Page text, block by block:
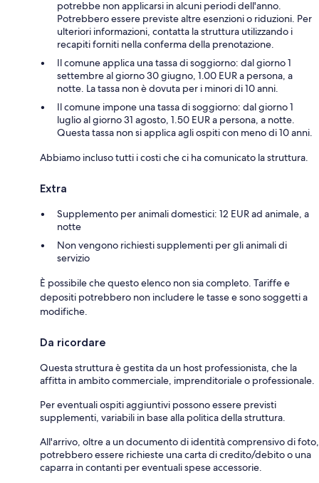
potrebbe non applicarsi in alcuni periodi dell'anno.
Potrebbero essere previste altre esenzioni o riduzioni. Per
ulteriori informazioni, contatta la struttura utilizzando i
recapiti forniti nella conferma della prenotazione.
Il comune applica una tassa di soggiorno: dal giorno 1
settembre al giorno 30 giugno, 1.00 EUR a persona, a
notte. La tassa non è dovuta per i minori di 10 anni.
Il comune impone una tassa di soggiorno: dal giorno 1
luglio al giorno 31 agosto, 1.50 EUR a persona, a notte.
Questa tassa non si applica agli ospiti con meno di 10 anni.
Abbiamo incluso tutti i costi che ci ha comunicato la struttura.
Extra
Supplemento per animali domestici: 12 EUR ad animale, a
notte
Non vengono richiesti supplementi per gli animali di
servizio
È possibile che questo elenco non sia completo. Tariffe e
depositi potrebbero non includere le tasse e sono soggetti a
modifiche.
Da ricordare
Questa struttura è gestita da un host professionista, che la
affitta in ambito commerciale, imprenditoriale o professionale.
Per eventuali ospiti aggiuntivi possono essere previsti
supplementi, variabili in base alla politica della struttura.
All'arrivo, oltre a un documento di identità comprensivo di foto,
potrebbero essere richieste una carta di credito/debito o una
caparra in contanti per eventuali spese accessorie.